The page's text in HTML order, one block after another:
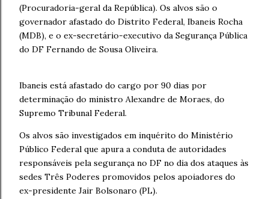
(Procuradoria-geral da República). Os alvos são o
governador afastado do Distrito Federal, Ibaneis Rocha
(MDB), e o ex-secretário-executivo da Segurança Pública
do DF Fernando de Sousa Oliveira.
Ibaneis está afastado do cargo por 90 dias por
determinação do ministro Alexandre de Moraes, do
Supremo Tribunal Federal.
Os alvos são investigados em inquérito do Ministério
Público Federal que apura a conduta de autoridades
responsáveis pela segurança no DF no dia dos ataques às
sedes Três Poderes promovidos pelos apoiadores do
ex-presidente Jair Bolsonaro (PL).